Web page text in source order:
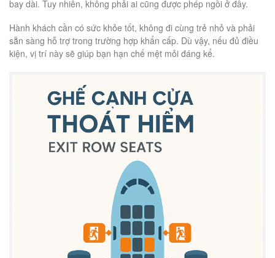
bay dài. Tuy nhiên, không phải ai cũng được phép ngồi ở đây.
Hành khách cần có sức khỏe tốt, không đi cùng trẻ nhỏ và phải
sẵn sàng hỗ trợ trong trường hợp khẩn cấp. Dù vậy, nếu đủ điều
kiện, vị trí này sẽ giúp bạn hạn chế mệt mỏi đáng kể.